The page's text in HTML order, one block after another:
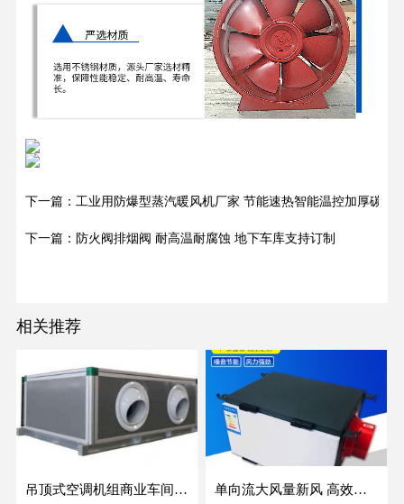
下一篇：工业用防爆型蒸汽暖风机厂家 节能速热智能温控加厚碳钢
下一篇：防火阀排烟阀 耐高温耐腐蚀 地下车库支持订制
相关推荐
吊顶式空调机组商业车间防爆新风空调器射流冷暖机组 单向流大风量新风 高效除霾全热交换新风机空气净化